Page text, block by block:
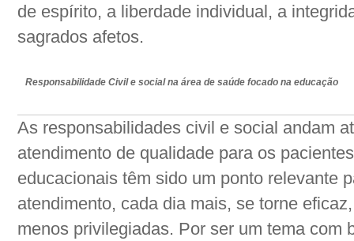
de espírito, a liberdade individual, a
sagrados afetos.
Responsabilidade Civil e social na área de saúde focado na educação
As responsabilidades civil e social andam
atendimento de qualidade para os
educacionais têm sido um ponto relevante
atendimento, cada dia mais, se torne
menos privilegiadas. Por ser um tema com